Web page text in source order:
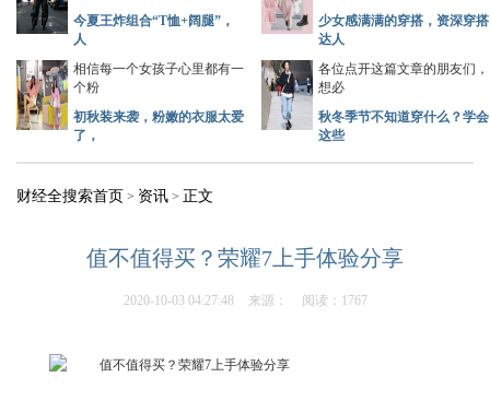
今夏王炸组合“T恤+阔腿”，
人
少女感满满的穿搭，资深穿搭
达人
相信每一个女孩子心里都有一
个粉
初秋装来袭，粉嫩的衣服太爱
了，
各位点开这篇文章的朋友们，
想必
秋冬季节不知道穿什么？学会
这些
财经全搜索首页 > 资讯 > 正文
值不值得买？荣耀7上手体验分享
2020-10-03 04:27:48 来源： 阅读：1767